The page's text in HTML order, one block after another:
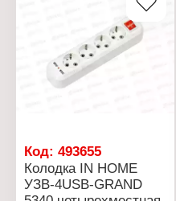
Номинальный ток: 16 А
Максимальная нагрузка:
Материал: пластик
Выключатель: с
выключателем
Цвет: белый
Код: 493655
Колодка IN HOME
УЗВ-4USB-GRAND